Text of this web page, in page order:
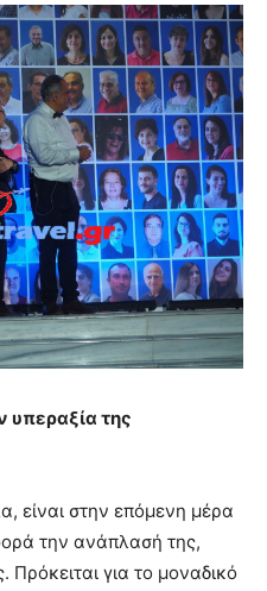
υπεραξία της
είναι στην επόμενη μέρα
την ανάπλασή της,
Πρόκειται για το μοναδικό